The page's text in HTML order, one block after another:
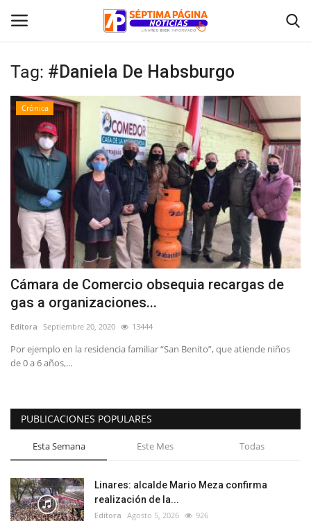
Inicio
Crónica
Policial
Tribunales
Deporte
Política
Espectáculos
Tag: #Daniela De Habsburgo
Crónica
Cámara de Comercio obsequia recargas de
gas a organizaciones...
Editora Septiembre 20, 2020 13444
Por ejemplo en la residencia familiar “San Benito”, que atiende niños
de 0 a 6 años,...
PUBLICACIONES POPULARES
Esta Semana Este Mes Todas
Linares: alcalde Mario Meza confirma
realización de la...
Editora Agosto 5, 2026 926